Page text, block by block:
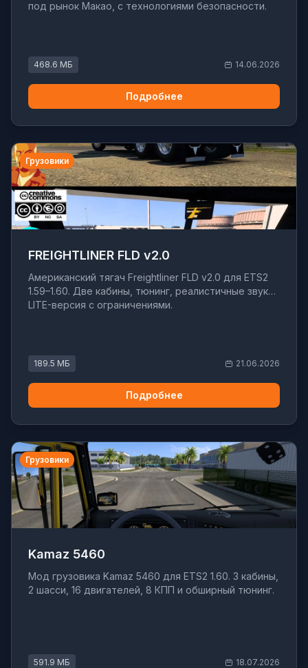
под рынок Макао, с технологиями безопасности.
468.6 МБ 14.06.2026
Подробнее
Грузовики
FREIGHTLINER FLD v2.0
Американский тягач Freightliner FLD v2.0 для ETS2
1.59–1.60. Две кабины, тюнинг, реалистичные звуки.
LITE-версия с ограничениями.
189.5 МБ 21.06.2026
Подробнее
Грузовики
Kamaz 5460
Мод грузовика Kamaz 5460 для ETS2 1.60. 3 кабины,
2 шасси, 16 двигателей, 8 КПП и обширный тюнинг.
591.9 МБ 18.07.2026